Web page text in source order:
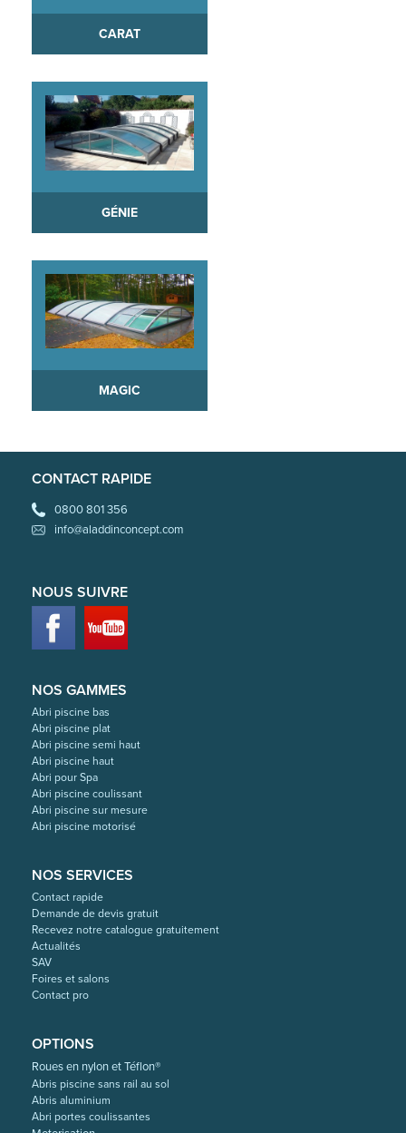
CARAT
GÉNIE
MAGIC
CONTACT RAPIDE
0800 801 356
info@aladdinconcept.com
NOUS SUIVRE
NOS GAMMES
Abri piscine bas
Abri piscine plat
Abri piscine semi haut
Abri piscine haut
Abri pour Spa
Abri piscine coulissant
Abri piscine sur mesure
Abri piscine motorisé
NOS SERVICES
Contact rapide
Demande de devis gratuit
Recevez notre catalogue gratuitement
Actualités
SAV
Foires et salons
Contact pro
OPTIONS
Roues en nylon et Téflon®
Abris piscine sans rail au sol
Abris aluminium
Abri portes coulissantes